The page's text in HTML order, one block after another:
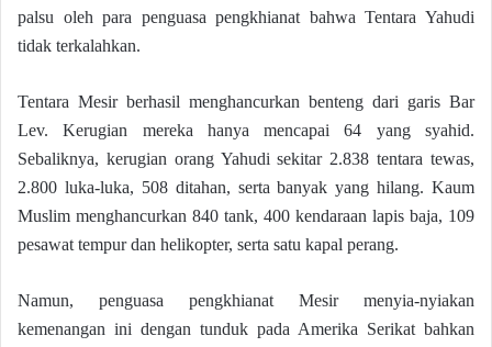
palsu oleh para penguasa pengkhianat bahwa Tentara Yahudi
tidak terkalahkan.
Tentara Mesir berhasil menghancurkan benteng dari garis Bar
Lev. Kerugian mereka hanya mencapai 64 yang syahid.
Sebaliknya, kerugian orang Yahudi sekitar 2.838 tentara tewas,
2.800 luka-luka, 508 ditahan, serta banyak yang hilang. Kaum
Muslim menghancurkan 840 tank, 400 kendaraan lapis baja, 109
pesawat tempur dan helikopter, serta satu kapal perang.
Namun, penguasa pengkhianat Mesir menyia-nyiakan
kemenangan ini dengan tunduk pada Amerika Serikat bahkan